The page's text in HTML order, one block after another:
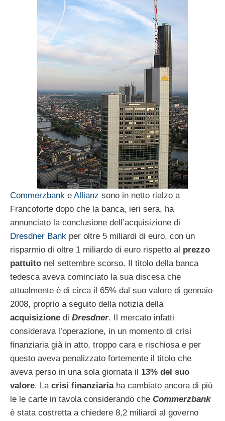
Commerzbank e Allianz sono in netto rialzo a
Francoforte dopo che la banca, ieri sera, ha
annunciato la conclusione dell’acquisizione di
Dresdner Bank per oltre 5 miliardi di euro, con un
risparmio di oltre 1 miliardo di euro rispetto al prezzo
pattuito nel settembre scorso. Il titolo della banca
tedesca aveva cominciato la sua discesa che
attualmente è di circa il 65% dal suo valore di gennaio
2008, proprio a seguito della notizia della
acquisizione di Dresdner. Il mercato infatti
considerava l’operazione, in un momento di crisi
finanziaria già in atto, troppo cara e rischiosa e per
questo aveva penalizzato fortemente il titolo che
aveva perso in una sola giornata il 13% del suo
valore. La crisi finanziariaha cambiato ancora di più
le le carte in tavola considerando che Commerzbank
è stata costretta a chiedere 8,2 miliardi al governo